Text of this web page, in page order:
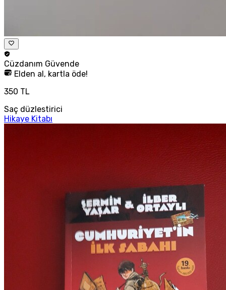
Cüzdanım Güvende
Elden al, kartla öde!
350 TL
Saç düzlestirici
Hikaye Kitabı